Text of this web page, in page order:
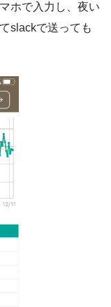
ホで入力し、夜い
slackで送っても